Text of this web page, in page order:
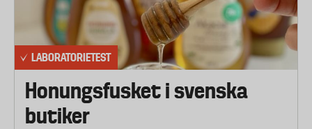
LABORATORIETEST
Honungsfusket i svenska
butiker